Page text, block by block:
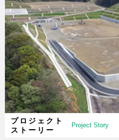
プロジェクト
ストーリー
Project Story